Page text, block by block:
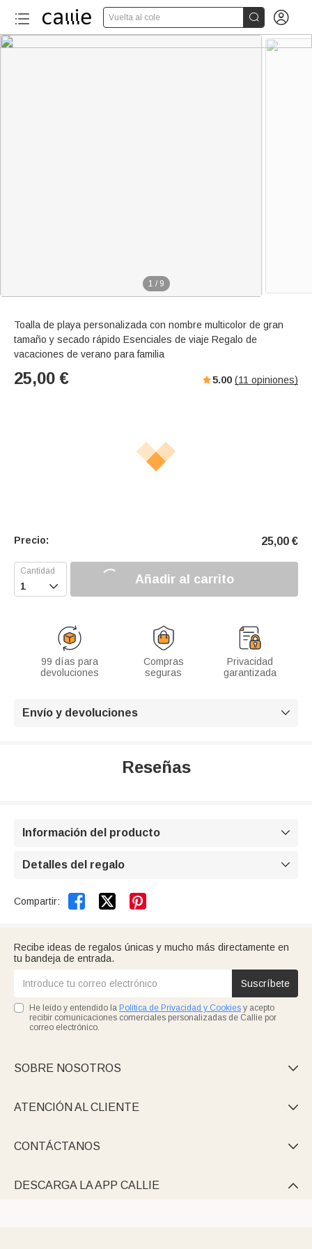
Vuelta al cole  
1 / 9
Toalla de playa personalizada con nombre multicolor de gran
tamaño y secado rápido Esenciales de viaje Regalo de
vacaciones de verano para familia
25,00 € 5.00 (11 opiniones)
Precio: 25,00 €
 Añadir al carrito
99 días para
devoluciones
Compras
seguras
Privacidad
garantizada
Envío y devoluciones 
Reseñas
Información del producto 
Detalles del regalo 
Compartir:  
Recibe ideas de regalos únicas y mucho más directamente en
tu bandeja de entrada.
Suscríbete
He leído y entendido la Política de Privacidad y Cookies y acepto
recibir comunicaciones comerciales personalizadas de Callie por
correo electrónico.
SOBRE NOSOTROS 
ATENCIÓN AL CLIENTE 
CONTÁCTANOS 
DESCARGA LA APP CALLIE 